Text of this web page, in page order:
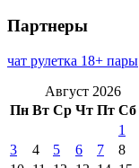
Партнеры
чат рулетка 18+ пары
Август 2026
Пн Вт Ср Чт Пт Сб
1
3
4 5 6 7 8